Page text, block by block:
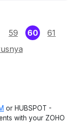
59 60(current)
61
or HUBSPOT -
with your ZOHO